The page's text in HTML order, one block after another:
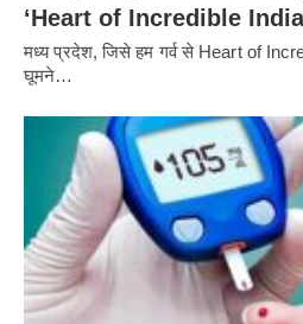
‘Heart of Incredible
मध्य प्रदेश, जिसे हम गर्व से Heart of
घूमने…